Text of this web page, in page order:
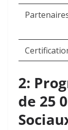
2:
de 25